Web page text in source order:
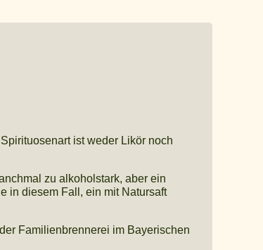
ist weder Likör noch
zu alkoholstark, aber ein
in diesem Fall, ein mit Natursaft
Familienbrennerei im Bayerischen